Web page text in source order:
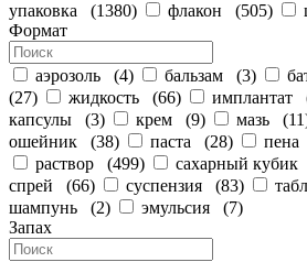
упаковка (1380) флакон (505)
Формат
аэрозоль (4) бальзам (3)
(27) жидкость (66) имплантат
капсулы (3) крем (9) мазь (11
ошейник (38) паста (28) пена
раствор (499) сахарный кубик
спрей (66) суспензия (83)
шампунь (2) эмульсия (7)
Запах